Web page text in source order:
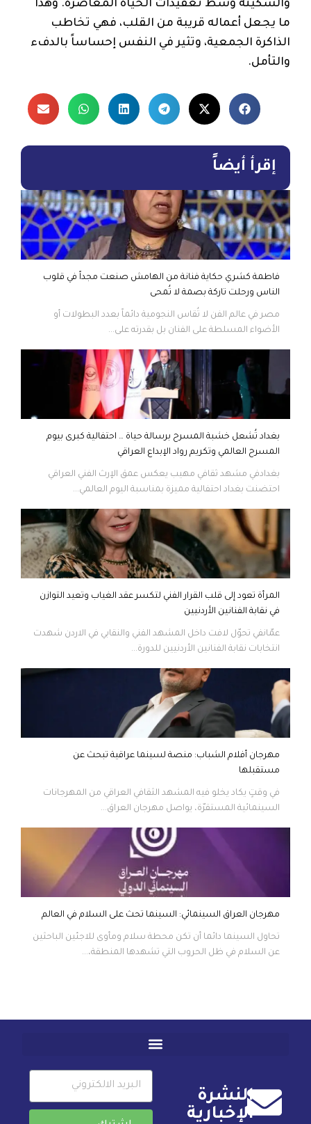
والسكينة وسط تعقيدات الحياة المعاصرة. وهذا
ما يجعل أعماله قريبة من القلب، فهي تخاطب
الذاكرة الجمعية، وتثير في النفس إحساساً بالدفء
والتأمل.
إقرأ أيضاً
فاطمة كشري حكاية فنانة من الهامش صنعت مجداً في قلوب
الناس ورحلت تاركة بصمة لا تُمحى
مصر في عالم الفن لا تُقاس النجومية دائماً بعدد البطولات أو
الأضواء المسلطة على الفنان بل بقدرته على...
بغداد تُشعل خشبة المسرح برسالة حياة … احتفالية كبرى بيوم
المسرح العالمي وتكريم رواد الإبداع العراقي
بغدادفي مشهد ثقافي مهيب يعكس عمق الإرث الفني العراقي
احتضنت بغداد احتفالية مميزة بمناسبة اليوم العالمي...
المرأة تعود إلى قلب القرار الفني لتكسر عقد الغياب وتعيد التوازن
في نقابة الفنانين الأردنيين
عمّانفي تحوّل لافت داخل المشهد الفني والنقابي في الاردن شهدت
انتخابات نقابة الفنانين الأردنيين للدورة...
مهرجان أفلام الشباب: منصة لسينما عراقية تبحث عن
مستقبلها
في وقتٍ يكاد يخلو فيه المشهد الثقافي العراقي من المهرجانات
السينمائية المستقرّة، يواصل مهرجان العراق...
مهرجان العراق السينمائي: السينما تحث على السلام في العالم
تحاول السينما دائما أن تكن محطة سلام ومأوى للاجئين الباحثين
عن السلام في ظل الحروب التي تشهدها المنطقة،...
النشرة
الإخبارية